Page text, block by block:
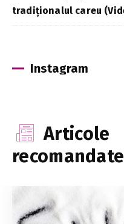
tradiționalul careu
Instagram
Articole
recomandate